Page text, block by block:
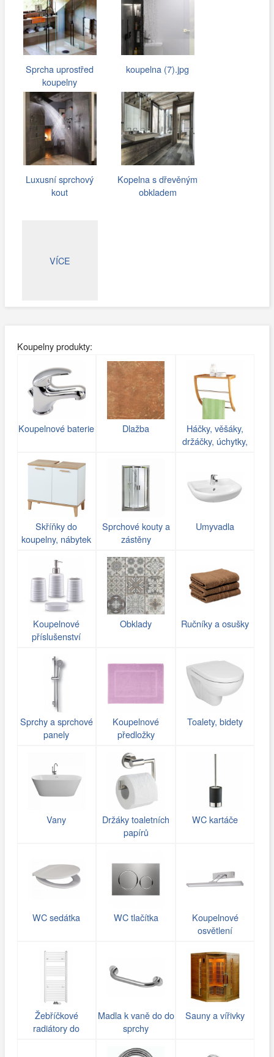
Sprcha uprostřed
koupelny
koupelna (7).jpg
Luxusní sprchový
kout
Kopelna s dřevěným
obkladem
VÍCE
Koupelny produkty:
Koupelnové baterie Dlažba
Háčky, věšáky,
držáčky, úchytky,
Skříňky do
koupelny, nábytek
Sprchové kouty a
zástěny
Umyvadla
Koupelnové
příslušenství
Obklady Ručníky a osušky
Sprchy a sprchové
panely
Koupelnové
předložky
Toalety, bidety
Vany
Držáky toaletních
papírů
WC kartáče
WC sedátka WC tlačítka
Koupelnové
osvětlení
Žebříčkové
radiátory do
Madla k vaně do do
sprchy
Sauny a vířivky